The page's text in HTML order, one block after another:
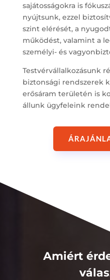
sajátosságokra is
nyújtsunk, ezzel
szint elérését, a
működést, valamint a
személyi- és
Testvérvállalkozásunk
biztonsági rendszerek
erősáram területén is
állunk ügyfeleink
Amiért